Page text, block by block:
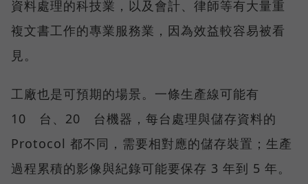
資料處理的科技業，以及會計、律師等有大量重
複文書工作的專業服務業，因為效益較容易被看
見。
工廠也是可預期的場景。一條生產線可能有
10 台、20 台機器，每台處理與儲存資料的
Protocol 都不同，需要相對應的儲存裝置；生產
過程累積的影像與紀錄可能要保存 3 年到 5 年。